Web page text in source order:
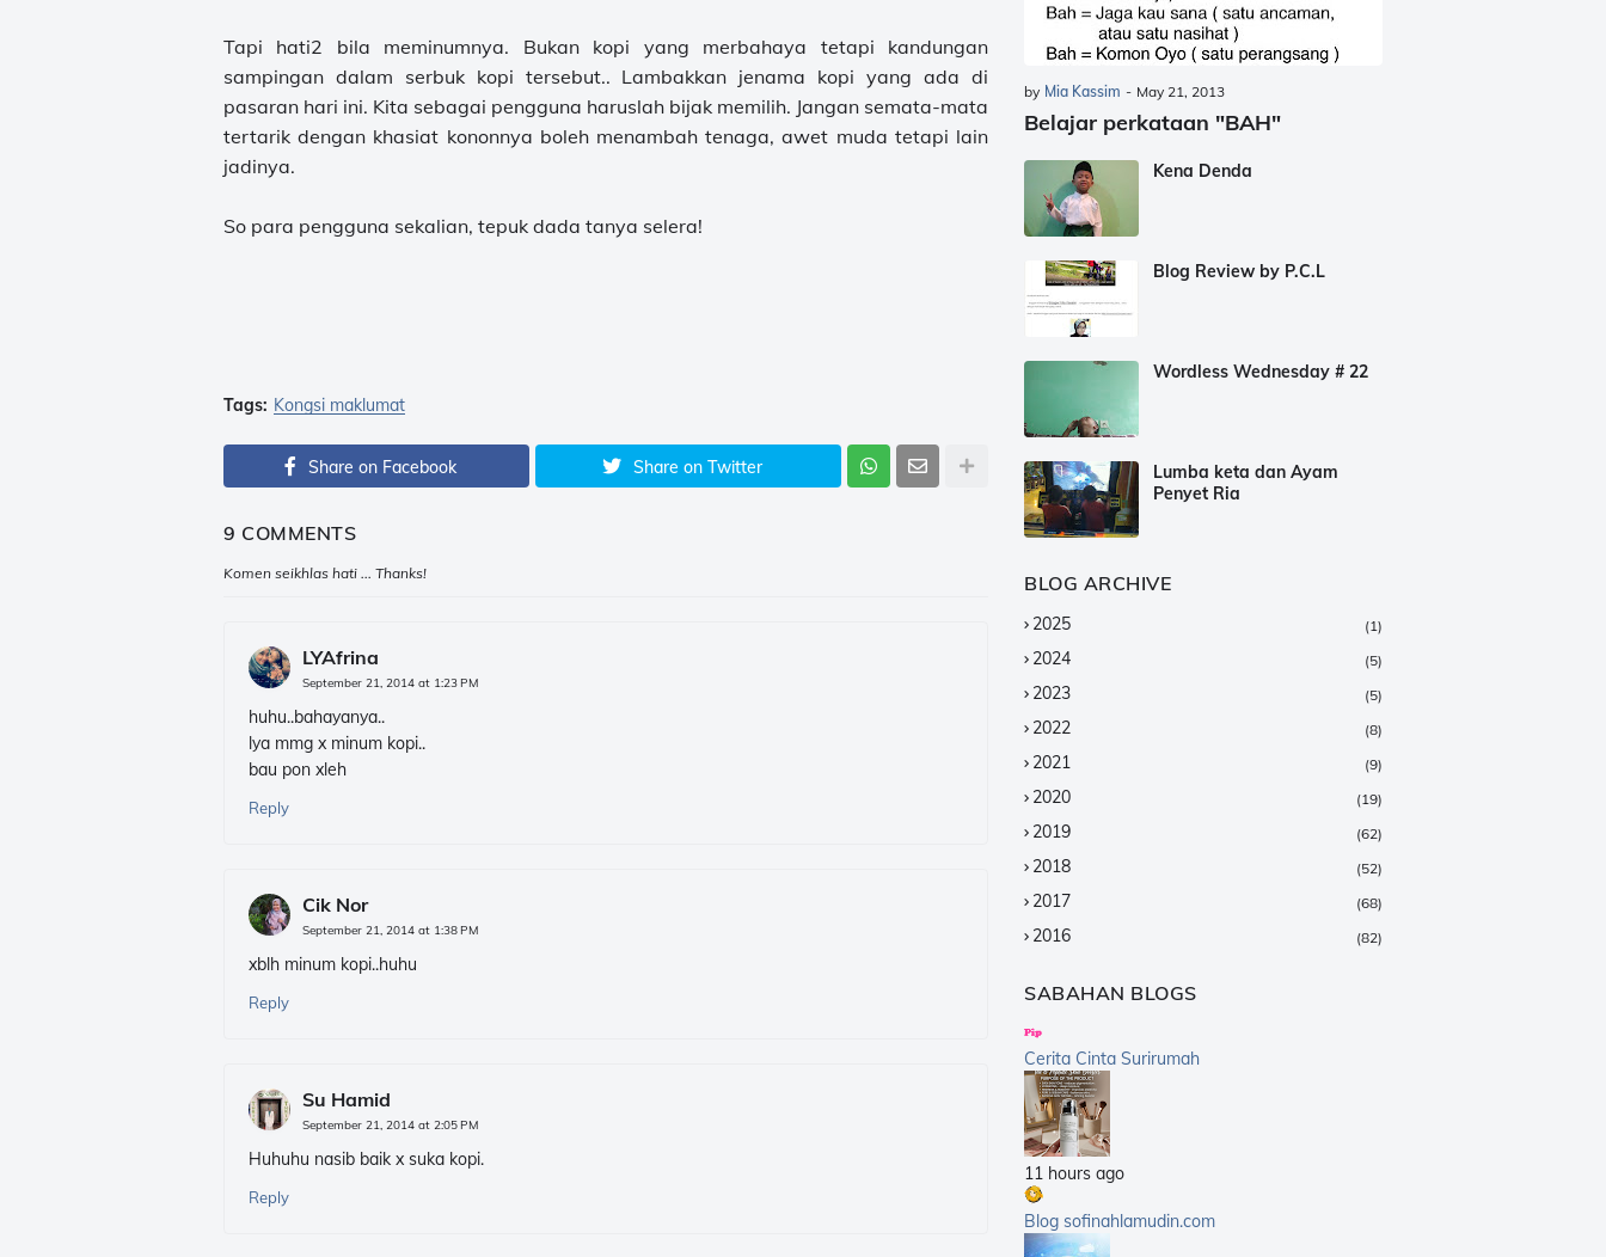
Tapi hati2 bila meminumnya. Bukan kopi yang merbahaya tetapi kandungan
sampingan dalam serbuk kopi tersebut.. Lambakkan jenama kopi yang ada di
pasaran hari ini. Kita sebagai pengguna haruslah bijak memilih. Jangan semata-mata
tertarik dengan khasiat kononnya boleh menambah tenaga, awet muda tetapi lain
jadinya.
So para pengguna sekalian, tepuk dada tanya selera!
Tags: Kongsi maklumat
Share on Facebook Share on Twitter
9 COMMENTS
Komen seikhlas hati ... Thanks!
LYAfrina
September 21, 2014 at 1:23 PM
huhu..bahayanya..
lya mmg x minum kopi..
bau pon xleh
Reply
Cik Nor
September 21, 2014 at 1:38 PM
xblh minum kopi..huhu
Reply
Su Hamid
September 21, 2014 at 2:05 PM
Huhuhu nasib baik x suka kopi.
Reply
by Mia Kassim - May 21, 2013
Belajar perkataan "BAH"
Kena Denda
Blog Review by P.C.L
Wordless Wednesday # 22
Lumba keta dan Ayam
Penyet Ria
BLOG ARCHIVE
2025 (1)
2024 (5)
2023 (5)
2022 (8)
2021 (9)
2020 (19)
2019 (62)
2018 (52)
2017 (68)
2016 (82)
2014
2013
2012
2011
2010
2009
2008
2007
SABAHAN BLOGS
Cerita Cinta Surirumah
11 hours ago
Blog sofinahlamudin.com